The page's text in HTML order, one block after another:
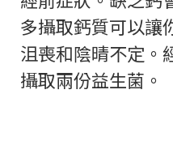
多攝取鈣質可以讓
沮喪和陰晴不定。
攝取兩份益生菌。